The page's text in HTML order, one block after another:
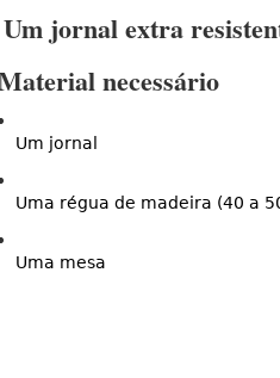
jornal extra
necessário
Um jornal
Uma régua de madeira (40 a
Uma mesa